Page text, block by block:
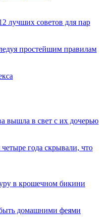
лучших советов для пар
простейшим правилам
вышла в свет с их дочерью
года скрывали, что
в крошечном бикини
домашними феями